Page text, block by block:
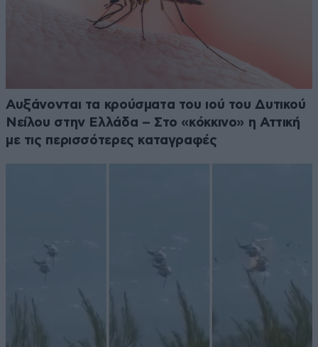
Αυξάνονται τα κρούσματα του ιού του Δυτικού
Νείλου στην Ελλάδα – Στο «κόκκινο» η Αττική
με τις περισσότερες καταγραφές